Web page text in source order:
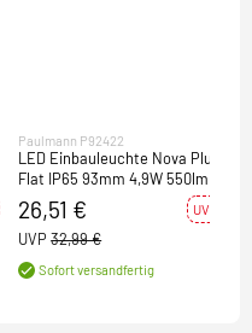
Paulmann P92422
LED Einbauleuchte Nova Plus
Flat IP65 93mm 4,9W 550lm 230V
dimmbar 4000K Weiß
26,51 € UVP -20%
UVP 32,99 €
Sofort versandfertig